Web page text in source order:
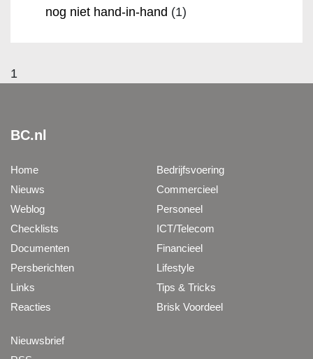
nog niet hand-in-hand (1)
1
BC.nl
Home
Nieuws
Weblog
Checklists
Documenten
Persberichten
Links
Reacties
Bedrijfsvoering
Commercieel
Personeel
ICT/Telecom
Financieel
Lifestyle
Tips & Tricks
Brisk Voordeel
Nieuwsbrief